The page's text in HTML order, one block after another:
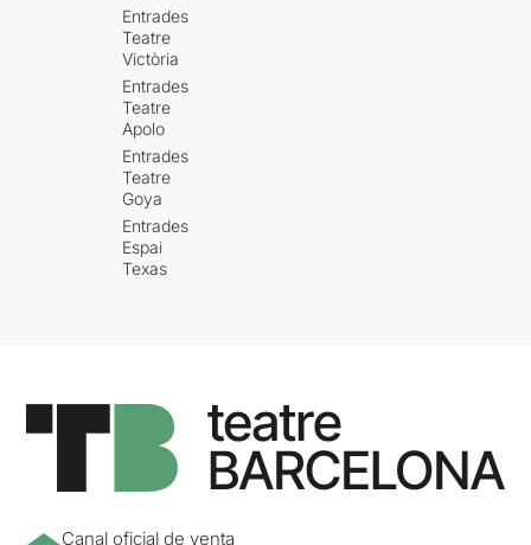
Entrades
Teatre
Victòria
Entrades
Teatre
Apolo
Entrades
Teatre
Goya
Entrades
Espai
Texas
Canal oficial de venta